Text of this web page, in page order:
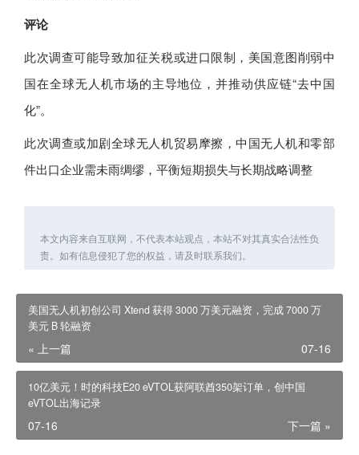
评论
此次调查可能导致加征关税或进口限制，美国意图削弱中
国在全球无人机市场的主导地位，并推动供应链“去中国
化”。
此次调查或加剧全球无人机贸易摩擦，中国无人机和零部
件出口企业需未雨绸缪，平衡短期损失与长期战略调整
本文内容来自互联网，不代表本站观点，本站不对其真实合法性负
责。如有信息侵犯了您的权益，请及时联系我们。
美国无人机初创公司 Xtend 获得 3000 万美元融资，完成 7000 万
美元 B 轮融资
« 上一篇 07-16
10亿美元！时的科技E20 eVTOL获阿联酋350架订单，创中国
eVTOL出海记录
下一篇 »
07-16